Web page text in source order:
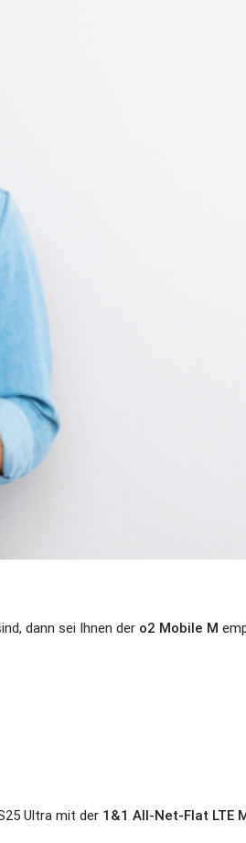
dann sei Ihnen der o2 Mobile M
Ultra mit der 1&1 All-Net-Flat LTE